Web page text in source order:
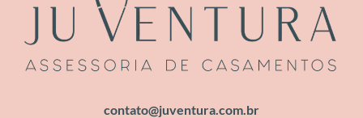
contato@juventura.com.br